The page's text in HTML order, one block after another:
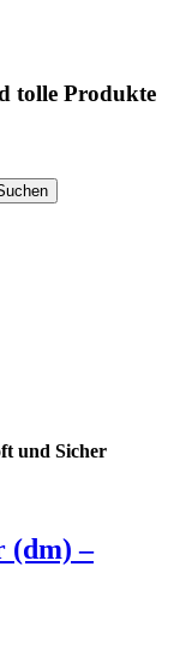
tolle Produkte
und Sicher
(dm) –